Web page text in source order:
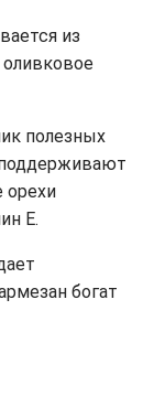
из
оливковое
полезных
орехи
Е.
богат